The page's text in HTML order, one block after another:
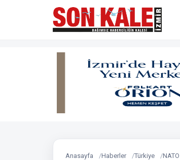
Anasayfa Haberler Türkiye